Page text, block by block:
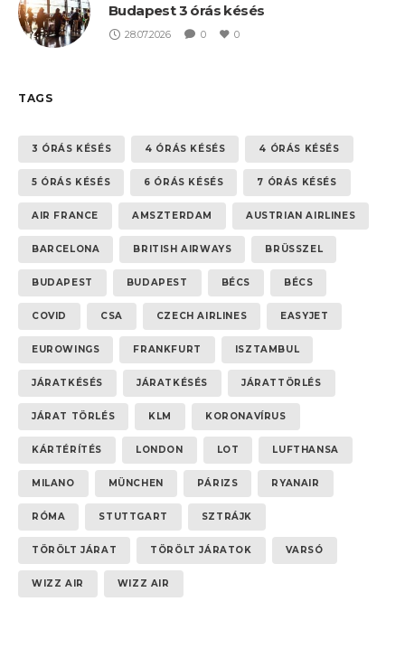
Budapest 3 órás késés
28.07.2026 0 0
TAGS
3 ÓRÁS KÉSÉS 4 ÓRÁS KÉSÉS 4 ÓRÁS KÉSÉS
5 ÓRÁS KÉSÉS 6 ÓRÁS KÉSÉS 7 ÓRÁS KÉSÉS
AIR FRANCE AMSZTERDAM AUSTRIAN AIRLINES
BARCELONA BRITISH AIRWAYS BRÜSSZEL
BUDAPEST BUDAPEST BÉCS BÉCS
COVID CSA CZECH AIRLINES EASYJET
EUROWINGS FRANKFURT ISZTAMBUL
JÁRATKÉSÉS JÁRATKÉSÉS JÁRATTÖRLÉS
JÁRAT TÖRLÉS KLM KORONAVÍRUS
KÁRTÉRÍTÉS LONDON LOT LUFTHANSA
MILANO MÜNCHEN PÁRIZS RYANAIR
RÓMA STUTTGART SZTRÁJK
TÖRÖLT JÁRAT TÖRÖLT JÁRATOK VARSÓ
WIZZ AIR WIZZ AIR